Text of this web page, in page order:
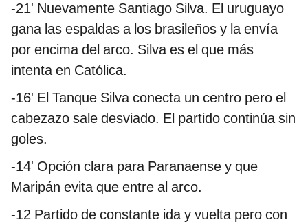
-21' Nuevamente Santiago Silva. El uruguayo
gana las espaldas a los brasileños y la envía
por encima del arco. Silva es el que más
intenta en Católica.
-16' El Tanque Silva conecta un centro pero el
cabezazo sale desviado. El partido continúa sin
goles.
-14' Opción clara para Paranaense y que
Maripán evita que entre al arco.
-12 Partido de constante ida y vuelta pero con